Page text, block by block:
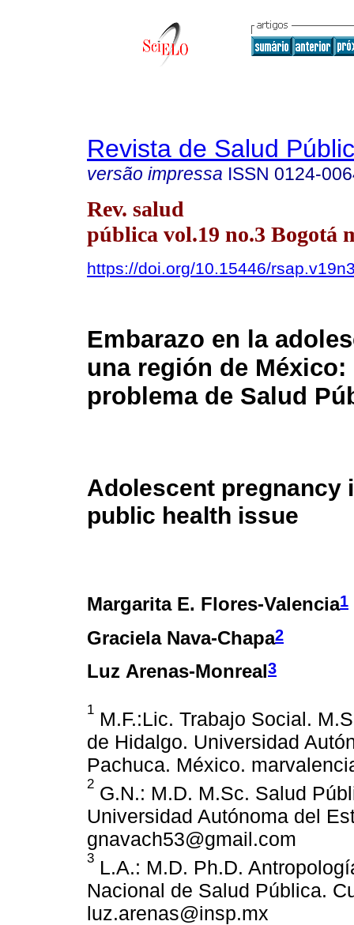
Revista de Salud
versão impressa ISSN 0124-
Rev. salud
pública vol.19 no.3 Bogotá
https://doi.org/10.15446/
Embarazo en la
una región de México:
problema de Salud
Adolescent pregnancy
public health issue
Margarita E. Flores-Valencia1
Graciela Nava-Chapa2
Luz Arenas-Monreal3
1 M.F.:Lic. Trabajo Social.
de Hidalgo. Universidad
Pachuca. México.
2 G.N.: M.D. M.Sc. Salud
Universidad Autónoma del
gnavach53@gmail.com
3 L.A.: M.D. Ph.D.
Nacional de Salud Pública.
luz.arenas@insp.mx